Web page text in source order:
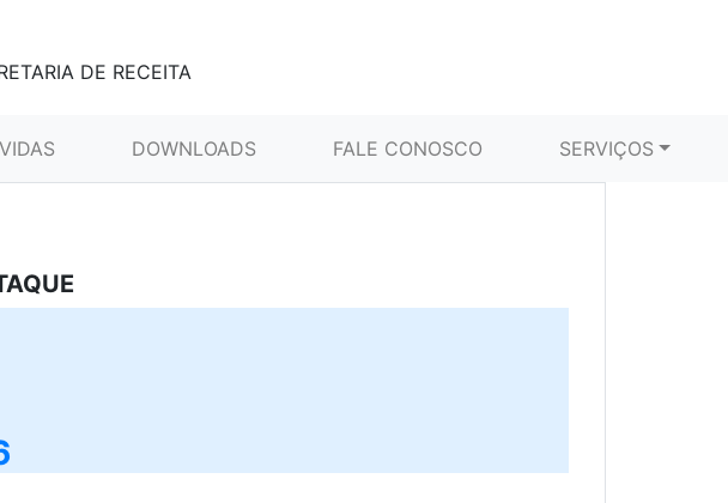
DE RECEITA
DOWNLOADS FALE CONOSCO SERVIÇOS